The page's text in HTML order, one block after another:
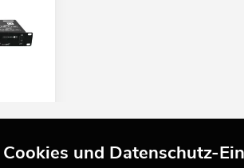
Cookies und Datenschutz-